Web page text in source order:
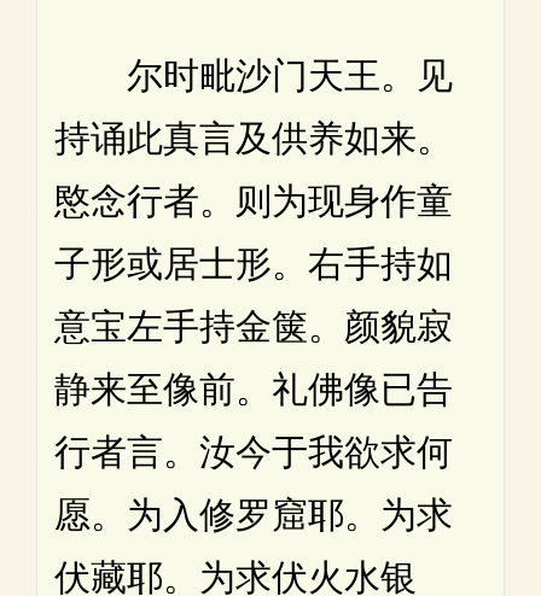
尔时毗沙门天王。见
持诵此真言及供养如来。
愍念行者。则为现身作童
子形或居士形。右手持如
意宝左手持金箧。颜貌寂
静来至像前。礼佛像已告
行者言。汝今于我欲求何
愿。为入修罗窟耶。为求
伏藏耶。为求伏火水银